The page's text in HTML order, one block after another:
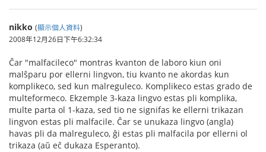
nikko (顯示個人資料)
2008年12月26日下午6:32:34
Ĉar "malfacileco" montras kvanton de laboro kiun oni
malŝparu por ellerni lingvon, tiu kvanto ne akordas kun
komplikeco, sed kun malreguleco. Komplikeco estas grado de
multeformeco. Ekzemple 3-kaza lingvo estas pli komplika,
multe parta ol 1-kaza, sed tio ne signifas ke ellerni trikazan
lingvon estas pli malfacile. Ĉar se unukaza lingvo (angla)
havas pli da malreguleco, ĝi estas pli malfacila por ellerni ol
trikaza (aŭ eĉ dukaza Esperanto).